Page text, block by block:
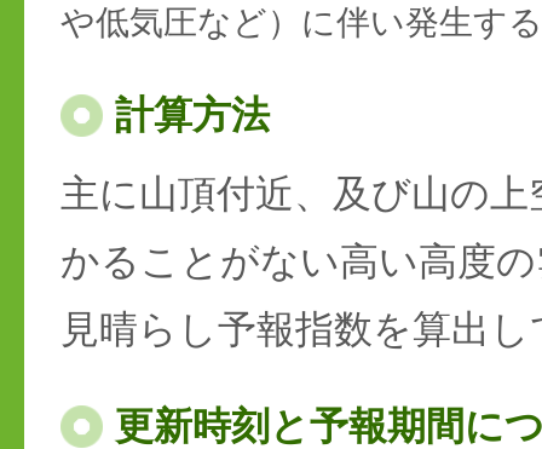
や低気圧など）に伴い発生す
計算方法
主に山頂付近、及び山の
かることがない高い高度
見晴らし予報指数を算出
更新時刻と予報期間に